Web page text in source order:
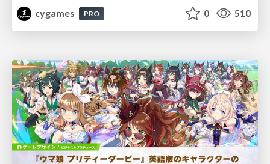
cygames
PRO 0 510